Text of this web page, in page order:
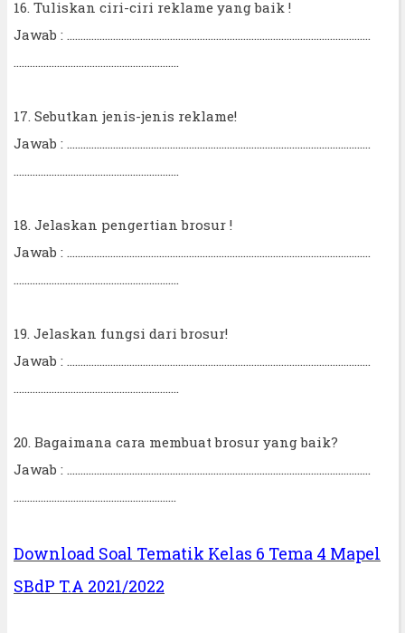
16. Tuliskan ciri-ciri reklame yang baik !
Jawab : ................................................................................................................
.............................................................
17. Sebutkan jenis-jenis reklame!
Jawab : ................................................................................................................
.............................................................
18. Jelaskan pengertian brosur !
Jawab : ................................................................................................................
.............................................................
19. Jelaskan fungsi dari brosur!
Jawab : ................................................................................................................
.............................................................
20. Bagaimana cara membuat brosur yang baik?
Jawab : ................................................................................................................
............................................................
Download Soal Tematik Kelas 6 Tema 4 Mapel
SBdP T.A 2021/2022